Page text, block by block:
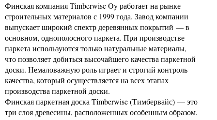
Финская компания Timberwise Oy работает на рынке
строительных материалов с 1999 года. Завод компании
выпускает широкий спектр деревянных покрытий — в
основном, однополосного паркета. При производстве
паркета используются только натуральные материалы,
что позволяет добиться высочайшего качества паркетной
доски. Немаловажную роль играет и строгий контроль
качества, который осуществляется на всех этапах
производства паркетной доски.
Финская паркетная доска Timberwise (Тимбервайс) — это
три слоя древесины, расположенных особенным образом.